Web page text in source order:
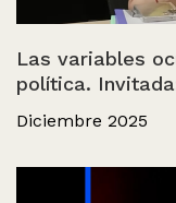
Las variables
política.
Diciembre 2025